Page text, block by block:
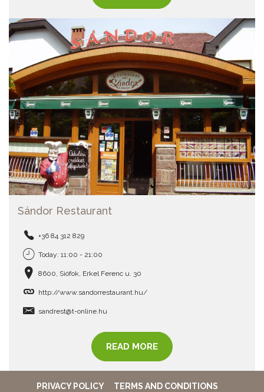
Sándor Restaurant
+36 84 312 829
Today: 11:00 - 21:00
8600, Siófok, Erkel Ferenc u. 30
http://www.sandorrestaurant.hu/
sandrest@t-online.hu
READ MORE
PRIVACY POLICY TERMS AND CONDITIONS